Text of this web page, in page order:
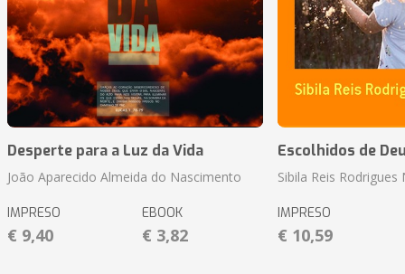
Desperte para a Luz da Vida
João Aparecido Almeida do Nascimento
IMPRESO
€ 9,40
EBOOK
€ 3,82
Escolhidos de
Sibila Reis
IMPRESO
€ 10,59